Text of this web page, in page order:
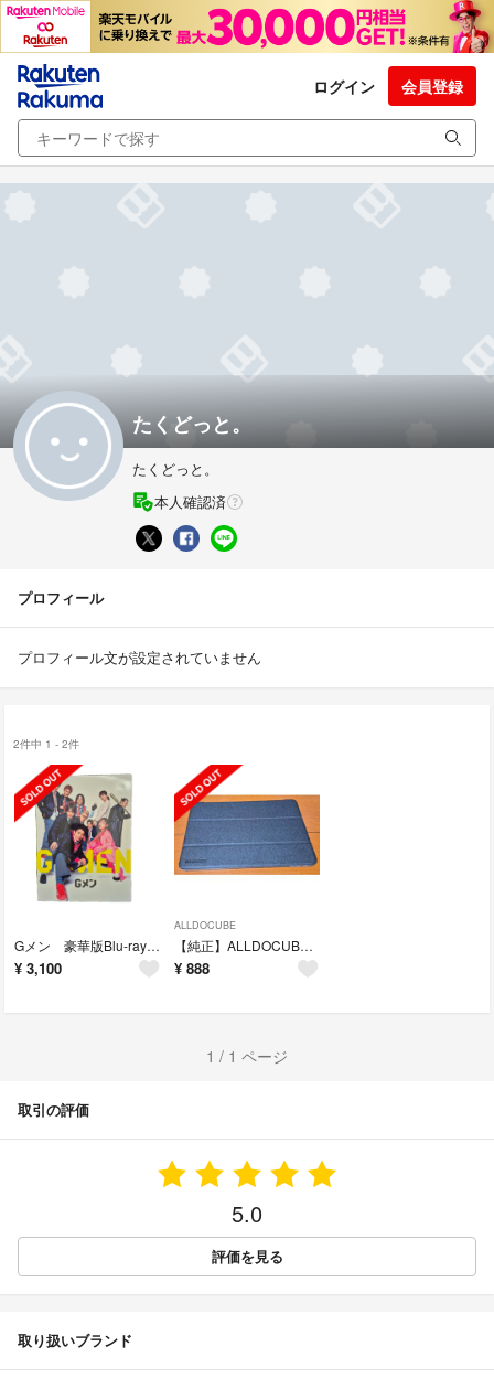
ログイン 会員登録
たくどっと。
たくどっと。
本人確認済
プロフィール
プロフィール文が設定されていません
2件中 1 - 2件
Gメン 豪華版Blu-ray Blu-ray
¥ 3,100
ALLDOCUBE
【純正】ALLDOCUBE iPlay60 pro 専用ケース 手帳型11インチ
¥ 888
1 / 1 ページ
取引の評価
5.0
評価を見る
取り扱いブランド